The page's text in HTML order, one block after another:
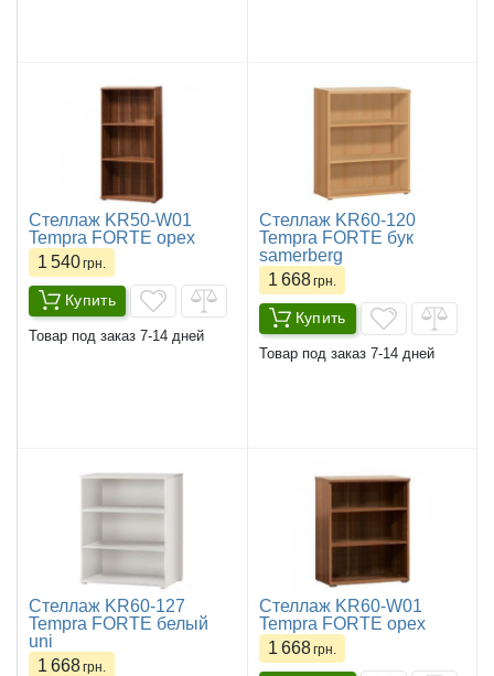
Стеллаж KR50-W01
Tempra FORTE орех
1 540грн.
Купить
Товар под заказ 7-14 дней
Стеллаж KR60-120
Tempra FORTE бук
samerberg
1 668грн.
Купить
Товар под заказ 7-14 дней
Стеллаж KR60-127
Tempra FORTE белый
uni
1 668грн.
Стеллаж KR60-W01
Tempra FORTE орех
1 668грн.